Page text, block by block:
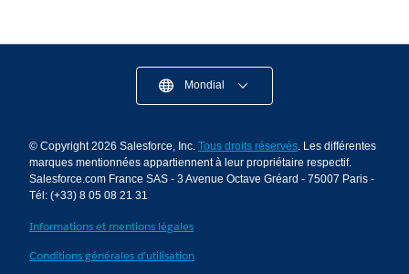
Mondial
© Copyright 2026 Salesforce, Inc. Tous droits réservés . Les différentes
marques mentionnées appartiennent à leur propriétaire respectif.
Salesforce.com France SAS - 3 Avenue Octave Gréard - 75007 Paris -
Tél: (+33) 8 05 08 21 31
Informations et mentions légales
Conditions générales d’utilisation